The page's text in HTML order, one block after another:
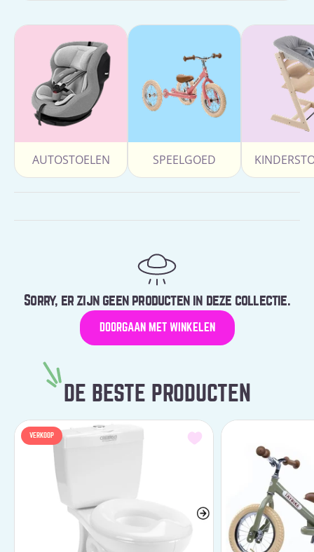
AUTOSTOELEN SPEELGOED
Sorry, er zijn geen producten in deze collectie.
DOORGAAN MET WINKELEN
DE BESTE PRODUCTEN
VERKOOP